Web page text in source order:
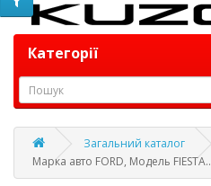
Категорії
Загальний каталог
Марка авто FORD, Модель FIESTA..